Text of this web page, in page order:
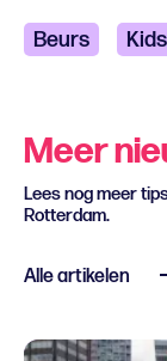
Beurs Kids
Meer
Lees nog meer
Rotterdam.
Alle artikelen